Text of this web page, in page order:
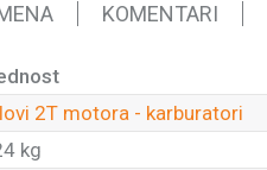
KOMENTARI
2T motora - karburatori
kg